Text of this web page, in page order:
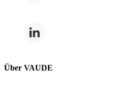
Über VAUDE